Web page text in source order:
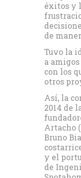
éxitos y
de
Tuvo la
a
con los
otros
Así, la
2014 de
Artacho
Bruno
y el
de